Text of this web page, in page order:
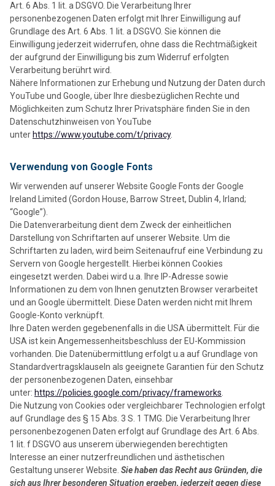
Art. 6 Abs. 1 lit. a DSGVO. Die Verarbeitung Ihrer
personenbezogenen Daten erfolgt mit Ihrer Einwilligung auf
Grundlage des Art. 6 Abs. 1 lit. a DSGVO. Sie können die
Einwilligung jederzeit widerrufen, ohne dass die Rechtmäßigkeit
der aufgrund der Einwilligung bis zum Widerruf erfolgten
Verarbeitung berührt wird.
Nähere Informationen zur Erhebung und Nutzung der Daten durch
YouTube und Google, über Ihre diesbezüglichen Rechte und
Möglichkeiten zum Schutz Ihrer Privatsphäre finden Sie in den
Datenschutzhinweisen von YouTube
unter https://www.youtube.com/t/privacy.
Verwendung von Google Fonts
Wir verwenden auf unserer Website Google Fonts der Google
Ireland Limited (Gordon House, Barrow Street, Dublin 4, Irland;
“Google”).
Die Datenverarbeitung dient dem Zweck der einheitlichen
Darstellung von Schriftarten auf unserer Website. Um die
Schriftarten zu laden, wird beim Seitenaufruf eine Verbindung zu
Servern von Google hergestellt. Hierbei können Cookies
eingesetzt werden. Dabei wird u.a. Ihre IP-Adresse sowie
Informationen zu dem von Ihnen genutzten Browser verarbeitet
und an Google übermittelt. Diese Daten werden nicht mit Ihrem
Google-Konto verknüpft.
Ihre Daten werden gegebenenfalls in die USA übermittelt. Für die
USA ist kein Angemessenheitsbeschluss der EU-Kommission
vorhanden. Die Datenübermittlung erfolgt u.a auf Grundlage von
Standardvertragsklauseln als geeignete Garantien für den Schutz
der personenbezogenen Daten, einsehbar
unter: https://policies.google.com/privacy/frameworks
Die Nutzung von Cookies oder vergleichbarer Technologien erfolgt
auf Grundlage des § 15 Abs. 3 S. 1 TMG. Die Verarbeitung Ihrer
personenbezogenen Daten erfolgt auf Grundlage des Art. 6 Abs.
1 lit. f DSGVO aus unserem überwiegenden berechtigten
Interesse an einer nutzerfreundlichen und ästhetischen
Gestaltung unserer Website. Sie haben das Recht aus Gründen, die
sich aus Ihrer besonderen Situation ergeben, jederzeit gegen diese